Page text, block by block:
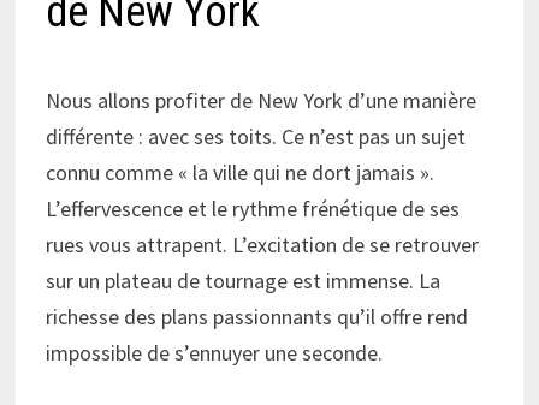
de New York
Nous allons profiter de New York d’une manière
différente : avec ses toits. Ce n’est pas un sujet
connu comme « la ville qui ne dort jamais ».
L’effervescence et le rythme frénétique de ses
rues vous attrapent. L’excitation de se retrouver
sur un plateau de tournage est immense. La
richesse des plans passionnants qu’il offre rend
impossible de s’ennuyer une seconde.